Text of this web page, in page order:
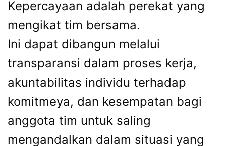
Kepercayaan adalah perekat yang
mengikat tim bersama.
Ini dapat dibangun melalui
transparansi dalam proses kerja,
akuntabilitas individu terhadap
komitmeya, dan kesempatan bagi
anggota tim untuk saling
mengandalkan dalam situasi yang